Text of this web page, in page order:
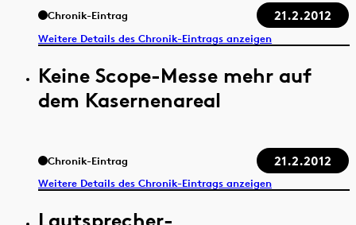
Chronik-Eintrag 21.2.2012
Weitere Details des Chronik-Eintrags anzeigen
Keine Scope-Messe mehr auf
dem Kasernenareal
Chronik-Eintrag 21.2.2012
Weitere Details des Chronik-Eintrags anzeigen
Lautsprecher-